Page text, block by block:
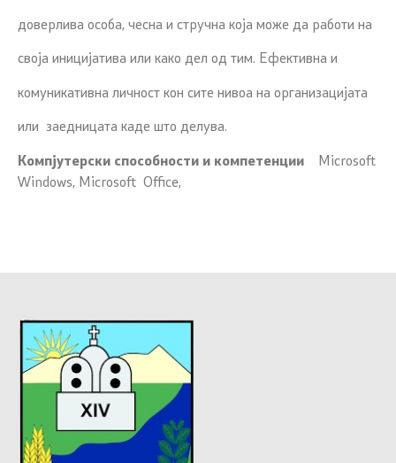
доверлива особа, чесна и стручна која може да работи на
своја иницијатива или како дел од тим. Ефективна и
комуникативна личност кон сите нивоа на организацијата
или заедницата каде што делува.
Компјутерски способности и компетенции Microsoft
Windows, Microsoft Office,